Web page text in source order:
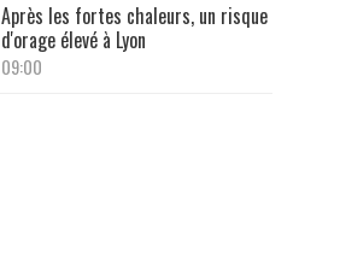
Après les fortes chaleurs, un risque
d'orage élevé à Lyon
09:00